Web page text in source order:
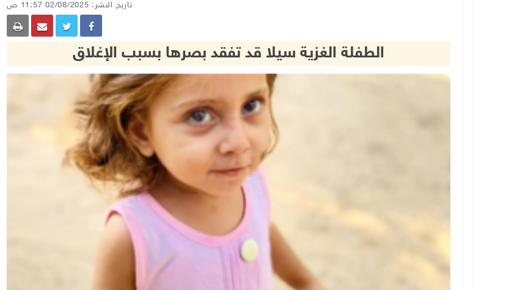
تاريخ النشر: 02/08/2025 11:57 ص
الطفلة الغزية سيلا قد تفقد بصرها بسبب الإغلاق